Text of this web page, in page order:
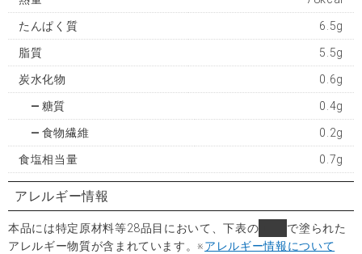
たんぱく質 6.5g
脂質 5.5g
炭水化物 0.6g
糖質 0.4g
食物繊維 0.2g
食塩相当量 0.7g
アレルギー情報
本品には特定原材料等28品目において、下表の
で塗られた
アレルギー物質が含まれています。※アレルギー情報について